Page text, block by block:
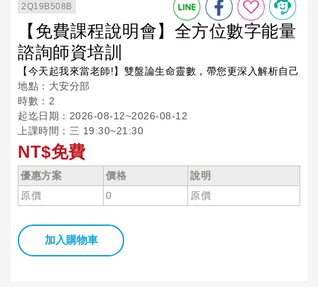
2Q19B508B
【免費課程說明會】全方位數字能量
諮詢師資培訓
【今天起我來當老師!】雙盤論生命靈數，帶您更深入解析自己
地點：大安分部
時數：2
起迄日期：2026-08-12~2026-08-12
上課時間：三 19:30~21:30
NT$免費
優惠方案 價格
說明
原價
0 原價
加入購物車